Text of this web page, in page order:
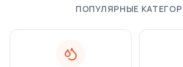
ПОПУЛЯРНЫЕ